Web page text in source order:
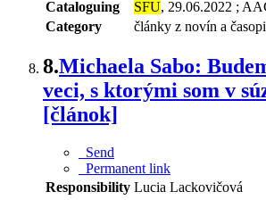
Cataloguing
SFU, 29.06.2022 ;
Category
články z novín a
8.Michaela Sabo:
veci, s ktorými som v
[článok]
Send
Permanent link
Responsibility Lucia Lackovičová